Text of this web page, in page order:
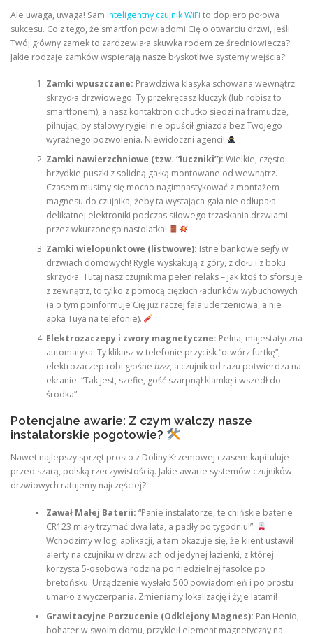
Ale uwaga, uwaga! Sam inteligentny czujnik WiFi to dopiero połowa
sukcesu. Co z tego, że smartfon powiadomi Cię o otwarciu drzwi, jeśli
Twój główny zamek to zardzewiała skuwka rodem ze średniowiecza?
Jakie rodzaje zamków wspierają nasze błyskotliwe systemy wejścia?
Zamki wpuszczane: Prawdziwa klasyka schowana wewnątrz
skrzydła drzwiowego. Ty przekręcasz kluczyk (lub robisz to
smartfonem), a nasz kontaktron cichutko siedzi na framudze,
pilnując, by stalowy rygiel nie opuścił gniazda bez Twojego
wyraźnego pozwolenia. Niewidoczni agenci!
Zamki nawierzchniowe (tzw. “łuczniki”): Wielkie, często
brzydkie puszki z solidną gałką montowane od wewnątrz.
Czasem musimy się mocno nagimnastykować z montażem
magnesu do czujnika, żeby ta wystająca gała nie odłupała
delikatnej elektroniki podczas siłowego trzaskania drzwiami
przez wkurzonego nastolatka!
Zamki wielopunktowe (listwowe): Istne bankowe sejfy w
drzwiach domowych! Rygle wyskakują z góry, z dołu i z boku
skrzydła. Tutaj nasz czujnik ma pełen relaks – jak ktoś to sforsuje
z zewnątrz, to tylko z pomocą ciężkich ładunków wybuchowych
(a o tym poinformuje Cię już raczej fala uderzeniowa, a nie
apka Tuya na telefonie).
Elektrozaczepy i zwory magnetyczne: Pełna, majestatyczna
automatyka. Ty klikasz w telefonie przycisk “otwórz furtkę”,
elektrozaczep robi głośne bzzz, a czujnik od razu potwierdza na
ekranie: “Tak jest, szefie, gość szarpnął klamkę i wszedł do
środka”.
Potencjalne awarie: Z czym walczy nasze
instalatorskie pogotowie?
Nawet najlepszy sprzęt prosto z Doliny Krzemowej czasem kapituluje
przed szarą, polską rzeczywistością. Jakie awarie systemów czujników
drzwiowych ratujemy najczęściej?
Zawał Małej Baterii: “Panie instalatorze, te chińskie baterie
CR123 miały trzymać dwa lata, a padły po tygodniu!”.
Wchodzimy w logi aplikacji, a tam okazuje się, że klient ustawił
alerty na czujniku w drzwiach od jedynej łazienki, z której
korzysta 5-osobowa rodzina po niedzielnej fasolce po
bretońsku. Urządzenie wysłało 500 powiadomień i po prostu
umarło z wyczerpania. Zmieniamy lokalizację i żyje latami!
Grawitacyjne Porzucenie (Odklejony Magnes): Pan Henio,
bohater w swoim domu, przykleił element magnetyczny na